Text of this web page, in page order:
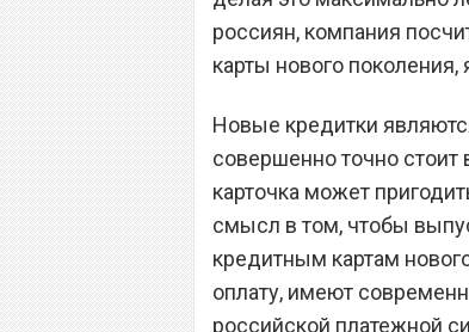
россиян, компания
карты нового
Новые кредитки
совершенно точно стоит
карточка может
смысл в том, чтобы
кредитным картам
оплату, имеют
российской платежной